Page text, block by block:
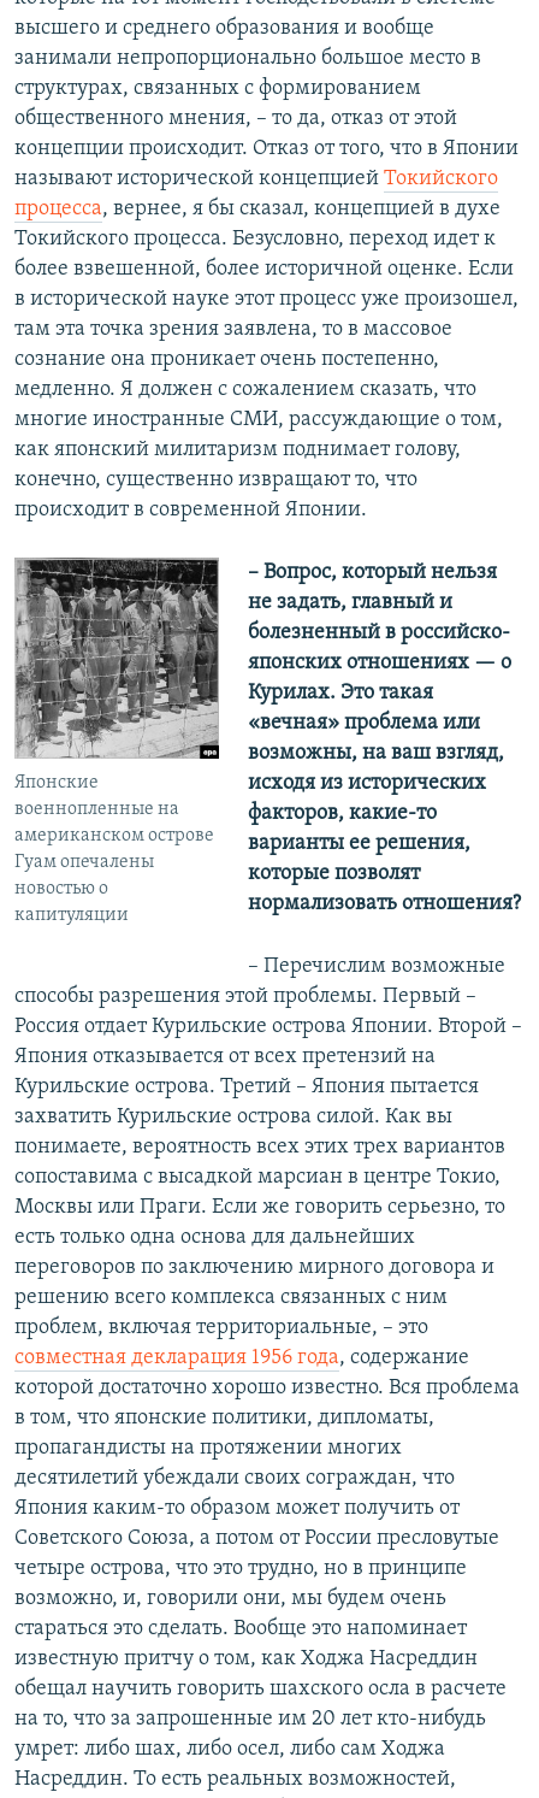
высшего и среднего образования и вообще
занимали непропорционально большое место в
структурах, связанных с формированием
общественного мнения, – то да, отказ от этой
концепции происходит. Отказ от того, что в Японии
называют исторической концепцией Токийского
процесса, вернее, я бы сказал, концепцией в духе
Токийского процесса. Безусловно, переход идет к
более взвешенной, более историчной оценке. Если
в исторической науке этот процесс уже произошел,
там эта точка зрения заявлена, то в массовое
сознание она проникает очень постепенно,
медленно. Я должен с сожалением сказать, что
многие иностранные СМИ, рассуждающие о том,
как японский милитаризм поднимает голову,
конечно, существенно извращают то, что
происходит в современной Японии.
Японские
военнопленные на
американском острове
Гуам опечалены
новостью о
капитуляции
​– Вопрос, который нельзя
не задать, главный и
болезненный в российско-
японских отношениях — о
Курилах. Это такая
«вечная» проблема или
возможны, на ваш взгляд,
исходя из исторических
факторов, какие-то
варианты ее решения,
которые позволят
нормализовать отношения?
– Перечислим возможные
способы разрешения этой проблемы. Первый –
Россия отдает Курильские острова Японии. Второй –
Япония отказывается от всех претензий на
Курильские острова. Третий – Япония пытается
захватить Курильские острова силой. Как вы
понимаете, вероятность всех этих трех вариантов
сопоставима с высадкой марсиан в центре Токио,
Москвы или Праги. Если же говорить серьезно, то
есть только одна основа для дальнейших
переговоров по заключению мирного договора и
решению всего комплекса связанных с ним
проблем, включая территориальные, – это
совместная декларация 1956 года, содержание
которой достаточно хорошо известно. Вся проблема
в том, что японские политики, дипломаты,
пропагандисты на протяжении многих
десятилетий убеждали своих сограждан, что
Япония каким-то образом может получить от
Советского Союза, а потом от России пресловутые
четыре острова, что это трудно, но в принципе
возможно, и, говорили они, мы будем очень
стараться это сделать. Вообще это напоминает
известную притчу о том, как Ходжа Насреддин
обещал научить говорить шахского осла в расчете
на то, что за запрошенные им 20 лет кто-нибудь
умрет: либо шах, либо осел, либо сам Ходжа
Насреддин. То есть реальных возможностей,